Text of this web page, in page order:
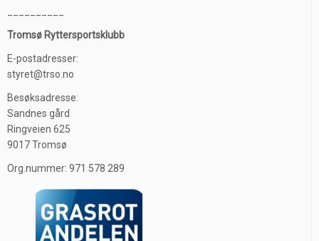
Tromsø Ryttersportsklubb
E-postadresser:
styret@trso.no
Besøksadresse:
Sandnes gård
Ringveien 625
9017 Tromsø
Org.nummer: 971 578 289